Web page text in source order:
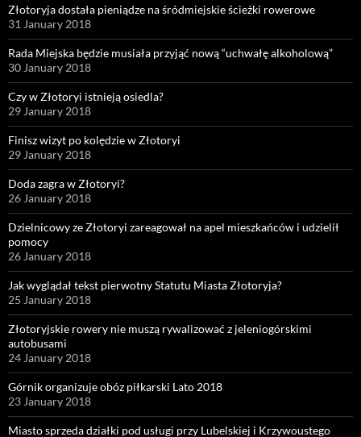
Złotoryja dostała pieniądze na śródmiejskie ścieżki rowerowe
31 January 2018
Rada Miejska będzie musiała przyjąć nową “uchwałę alkoholową”
30 January 2018
Czy w Złotoryi istnieją osiedla?
29 January 2018
Finisz wizyt po kolędzie w Złotoryi
29 January 2018
Doda zagra w Złotoryi?
26 January 2018
Dzielnicowy ze Złotoryi zareagował na apel mieszkańców i udzielił
pomocy
26 January 2018
Jak wyglądał tekst pierwotny Statutu Miasta Złotoryja?
25 January 2018
Złotoryjskie rowery nie muszą rywalizować z jeleniogórskimi
autobusami
24 January 2018
Górnik organizuje obóz piłkarski Lato 2018
23 January 2018
Miasto sprzeda działki pod usługi przy Lubelskiej i Krzywoustego